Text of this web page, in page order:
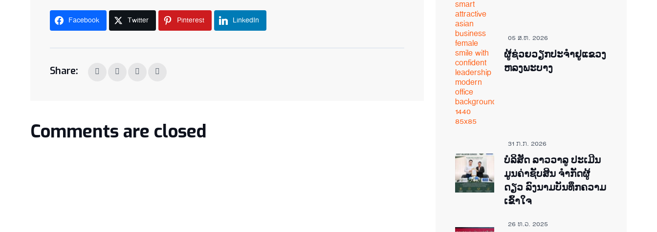
Facebook Twitter Pinterest LinkedIn
Share:
Comments are closed
05 ສ.ຫ. 2026
ຜູ້ຊ່ວຍ​ວຽກປະ​ຈຳ​ຢູ​​ແຂວງ
ຫລງ​ພະ​ບາງ
31 ກ.ກ. 2026
ບໍລິສັດ ລາວວາລູ ປະເມີນ
ມູນຄ່າຊັບສິນ ຈຳກັດຜູ້
ດຽວ ລົງນາມບັນທຶກຄວາມ
ເຂົ້າໃຈ
26 ທ.ວ. 2025